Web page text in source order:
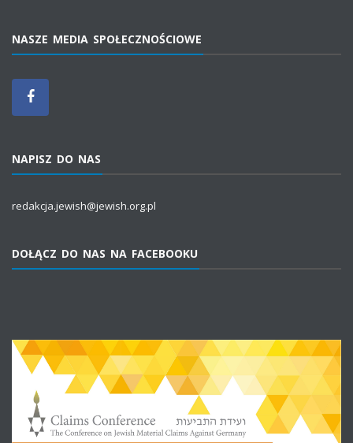
NASZE MEDIA SPOŁECZNOŚCIOWE
NAPISZ DO NAS
redakcja.jewish@jewish.org.pl
DOŁĄCZ DO NAS NA FACEBOOKU